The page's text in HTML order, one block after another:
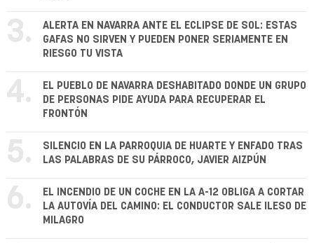
3.
ALERTA EN NAVARRA ANTE EL ECLIPSE DE SOL: ESTAS
GAFAS NO SIRVEN Y PUEDEN PONER SERIAMENTE EN
RIESGO TU VISTA
4.
EL PUEBLO DE NAVARRA DESHABITADO DONDE UN GRUPO
DE PERSONAS PIDE AYUDA PARA RECUPERAR EL
FRONTÓN
5.
SILENCIO EN LA PARROQUIA DE HUARTE Y ENFADO TRAS
LAS PALABRAS DE SU PÁRROCO, JAVIER AIZPÚN
6.
EL INCENDIO DE UN COCHE EN LA A-12 OBLIGA A CORTAR
LA AUTOVÍA DEL CAMINO: EL CONDUCTOR SALE ILESO DE
MILAGRO